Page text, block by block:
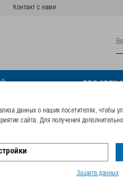
Контакт с нами
данных о наших посетителях, чтобы
сайта. Для получения
Защита данных